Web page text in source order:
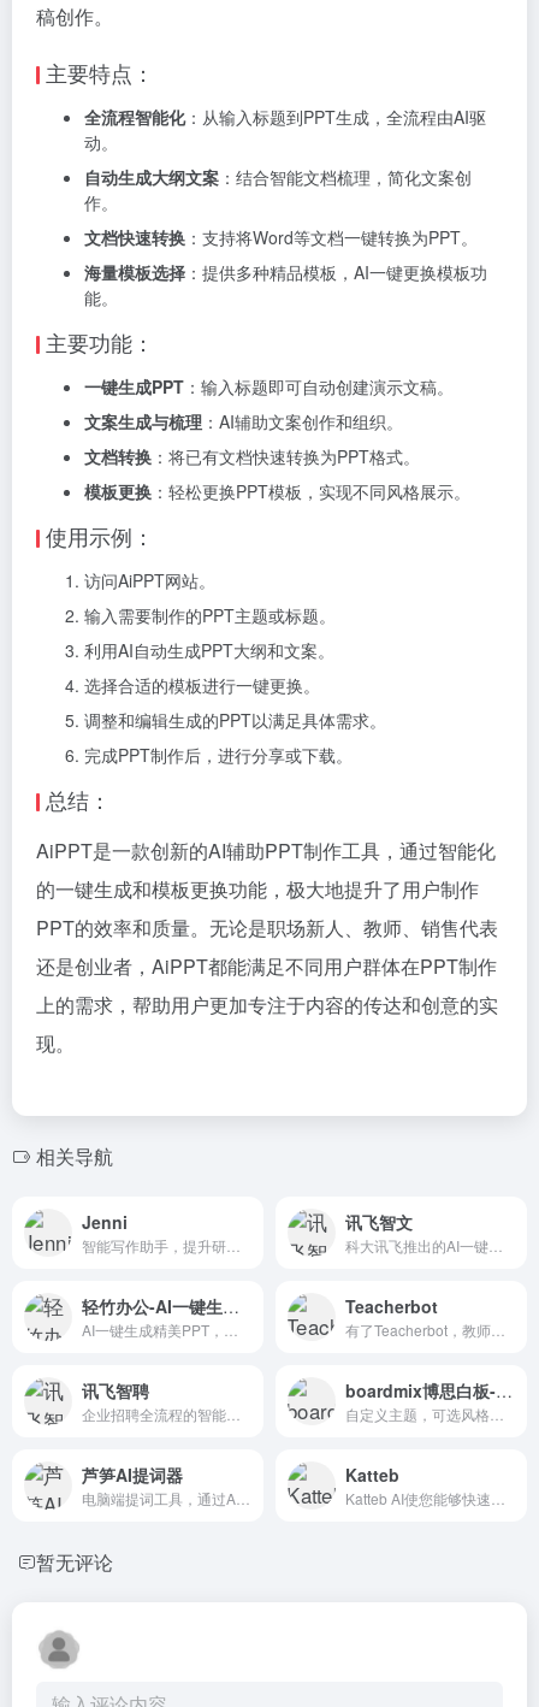
稿创作。
主要特点：
全流程智能化：从输入标题到PPT生成，全流程由AI驱
动。
自动生成大纲文案 ：结合智能文档梳理，简化文案创
作。
文档快速转换 ：支持将Word等文档一键转换为PPT。
海量模板选择 ：提供多种精品模板，AI一键更换模板功
能。
主要功能：
一键生成PPT ：输入标题即可自动创建演示文稿。
文案生成与梳理 ：AI辅助文案创作和组织。
文档转换 ：将已有文档快速转换为PPT格式。
模板更换 ：轻松更换PPT模板，实现不同风格展示。
使用示例：
访问AiPPT网站。
输入需要制作的PPT主题或标题。
利用AI自动生成PPT大纲和文案。
选择合适的模板进行一键更换。
调整和编辑生成的PPT以满足具体需求。
完成PPT制作后，进行分享或下载。
总结：
AiPPT是一款创新的AI辅助PPT制作工具，通过智能化
的一键生成和模板更换功能，极大地提升了用户制作
PPT的效率和质量。无论是职场新人、教师、销售代表
还是创业者，AiPPT都能满足不同用户群体在PPT制作
上的需求，帮助用户更加专注于内容的传达和创意的实
现。
相关导航
Jenni 讯飞智文
轻竹办公-AI一键生成PPT Teacherbot
讯飞智聘 boardmix博思白板-AIPPT
芦笋AI提词器 Katteb
暂无评论